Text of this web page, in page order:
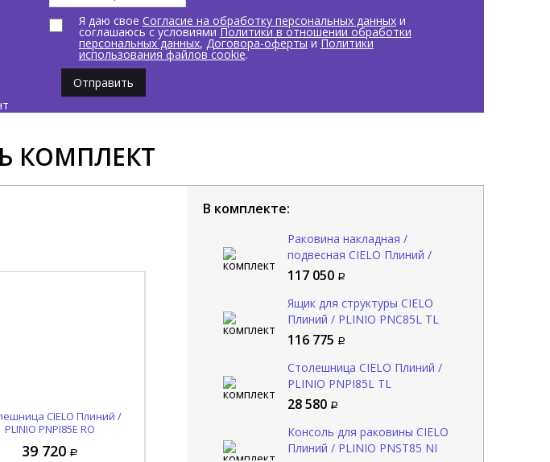
Я даю свое Согласие на обработку персональных данныхи
соглашаюсь с условиями Политики в отношении обработки
персональных данных, Договора-оферты и Политики
использования файлов cookie.
Отправить
КОМПЛЕКТ
CIELO Плиний /
PLINIO PNPI85E RO
39 720 28 580
Плиний / PLINIO PNC85E RO
146 450
В комплекте:
Раковина накладная /
подвесная CIELO Плиний /
PLINIO PNLA85SF NI
117 050
Ящик для структуры CIELO
Плиний / PLINIO PNC85L TL
116 775
Столешница CIELO Плиний /
PLINIO PNPI85L TL
28 580
Консоль для раковины CIELO
Плиний / PLINIO PNST85 NI